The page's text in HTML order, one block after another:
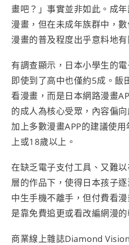
畫吧？」事實並非如此。成
漫畫，但在未成年族群中，
漫畫的普及程度出乎意料地有
有調查顯示，日本小學生的
即使到了高中也僅約5成。飯
看漫畫，而是日本網路漫畫
的成人為核心受眾，內容偏
加上多數漫畫APP的建議使
上或18歲以上。
在缺乏電子支付工具、又難
層的作品下，使得日本孩子
中生手機不離手，但付費看
是靠免費追更或看改編網漫的
商業線上雜誌Diamond